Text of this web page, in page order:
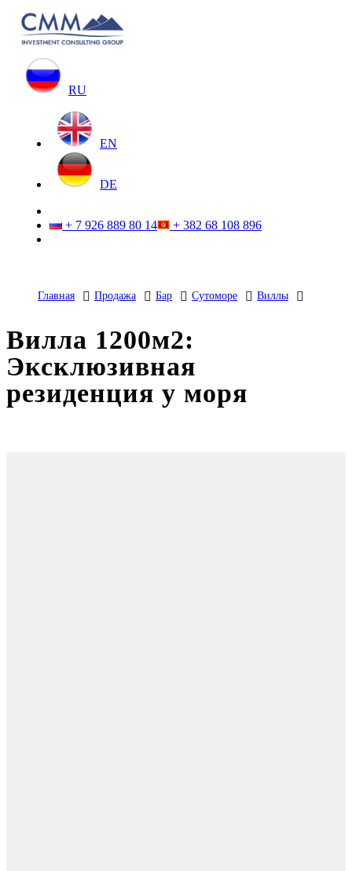
RU
EN
DE
+ 7 926 889 80 14 + 382 68 108 896
Главная Продажа Бар Сутоморе Виллы
Вилла 1200м2:
Эксклюзивная
резиденция у моря